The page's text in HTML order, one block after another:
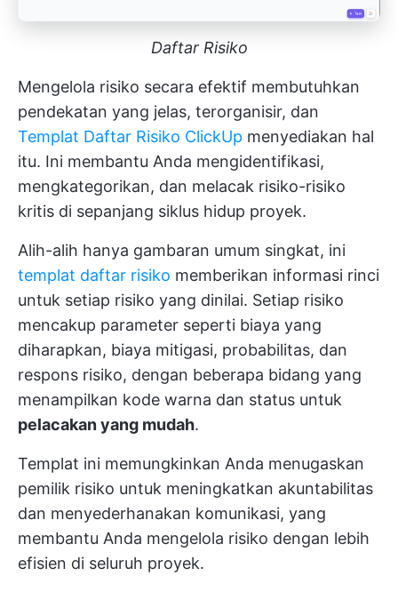
Daftar Risiko
Mengelola risiko secara efektif membutuhkan
pendekatan yang jelas, terorganisir, dan
Templat Daftar Risiko ClickUp menyediakan hal
itu. Ini membantu Anda mengidentifikasi,
mengkategorikan, dan melacak risiko-risiko
kritis di sepanjang siklus hidup proyek.
Alih-alih hanya gambaran umum singkat, ini
templat daftar risiko memberikan informasi rinci
untuk setiap risiko yang dinilai. Setiap risiko
mencakup parameter seperti biaya yang
diharapkan, biaya mitigasi, probabilitas, dan
respons risiko, dengan beberapa bidang yang
menampilkan kode warna dan status untuk
pelacakan yang mudah.
Templat ini memungkinkan Anda menugaskan
pemilik risiko untuk meningkatkan akuntabilitas
dan menyederhanakan komunikasi, yang
membantu Anda mengelola risiko dengan lebih
efisien di seluruh proyek.